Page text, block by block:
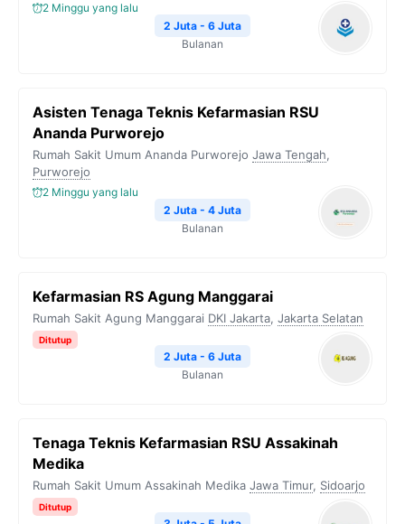
2 Minggu yang lalu
2 Juta - 6 Juta
Bulanan
Asisten Tenaga Teknis Kefarmasian RSU
Ananda Purworejo
Rumah Sakit Umum Ananda Purworejo Jawa Tengah,
Purworejo
2 Minggu yang lalu
2 Juta - 4 Juta
Bulanan
Kefarmasian RS Agung Manggarai
Rumah Sakit Agung Manggarai DKI Jakarta, Jakarta Selatan
Ditutup
2 Juta - 6 Juta
Bulanan
Tenaga Teknis Kefarmasian RSU Assakinah
Medika
Rumah Sakit Umum Assakinah Medika Jawa Timur, Sidoarjo
Ditutup